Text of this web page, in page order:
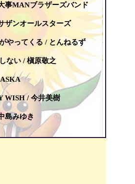
事MANブラザーズバンド
ザンオールスターズ
やってくる / とんねるず
ない / 槇原敬之
WISH / 今井美樹
島みゆき